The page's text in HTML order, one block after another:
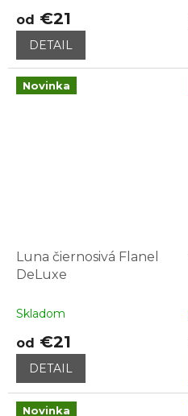
od €21
DETAIL
Novinka
Luna čiernosivá Flanel
DeLuxe
Skladom
od €21
DETAIL
Novinka